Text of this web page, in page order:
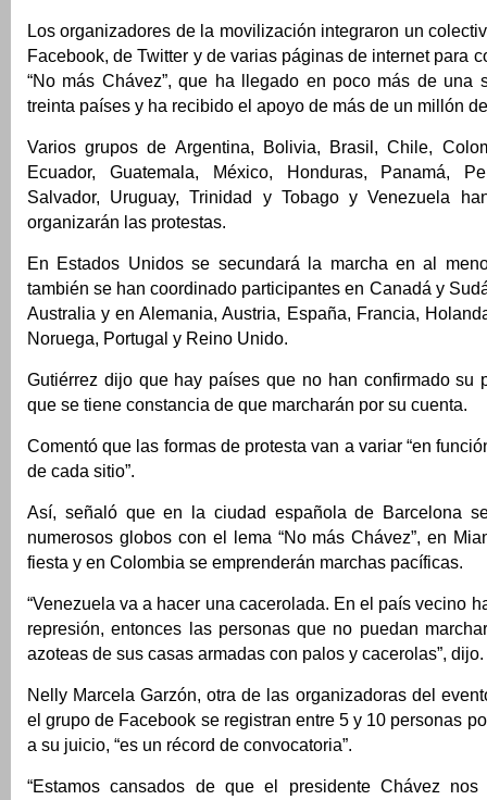
Los organizadores de la movilización integraron un
Facebook, de Twitter y de varias páginas de internet para
“No más Chávez”, que ha llegado en poco más de una
treinta países y ha recibido el apoyo de más de un millón
Varios grupos de Argentina, Bolivia, Brasil, Chile,
Ecuador, Guatemala, México, Honduras, Panamá,
Salvador, Uruguay, Trinidad y Tobago y Venezuela
organizarán las protestas.
En Estados Unidos se secundará la marcha en al
también se han coordinado participantes en Canadá y
Australia y en Alemania, Austria, España, Francia,
Noruega, Portugal y Reino Unido.
Gutiérrez dijo que hay países que no han confirmado su
que se tiene constancia de que marcharán por su cuenta.
Comentó que las formas de protesta van a variar “en
de cada sitio”.
Así, señaló que en la ciudad española de Barcelona
numerosos globos con el lema “No más Chávez”, en
fiesta y en Colombia se emprenderán marchas pacíficas.
“Venezuela va a hacer una cacerolada. En el país vecino
represión, entonces las personas que no puedan
azoteas de sus casas armadas con palos y cacerolas”, dijo.
Nelly Marcela Garzón, otra de las organizadoras del
el grupo de Facebook se registran entre 5 y 10 personas
a su juicio, “es un récord de convocatoria”.
“Estamos cansados de que el presidente Chávez